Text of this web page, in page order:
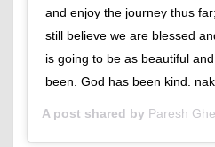
and enjoy the journey thus
still believe we are blessed
is going to be as beautiful
been. God has been kind.
A post shared by Paresh